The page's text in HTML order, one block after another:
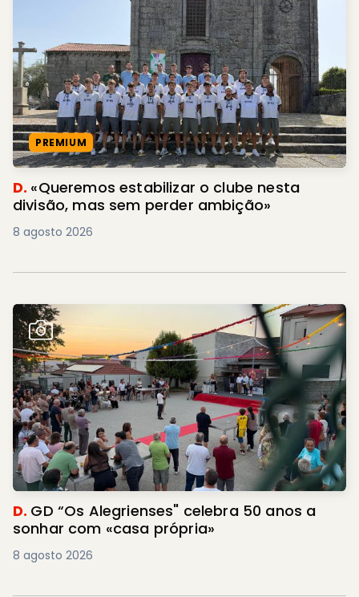
PREMIUM
D. «Queremos estabilizar o clube nesta
divisão, mas sem perder ambição»
8 agosto 2026
D. GD “Os Alegrienses" celebra 50 anos a
sonhar com «casa própria»
8 agosto 2026